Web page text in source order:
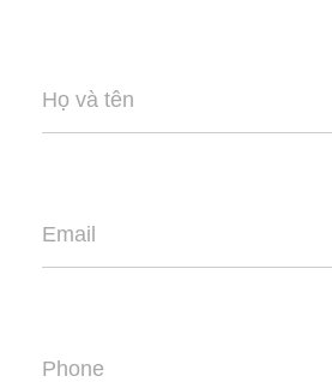
Họ và tên
Email
Phone